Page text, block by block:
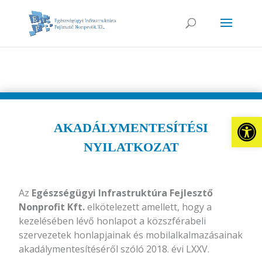
AKADÁLYMENTESÍTÉSI
NYILATKOZAT
Az Egészségügyi Infrastruktúra Fejlesztő
Nonprofit Kft.elkötelezett amellett, hogy a
kezelésében lévő honlapot a közszférabeli
szervezetek honlapjainak és mobilalkalmazásainak
akadálymentesítéséről szóló 2018. évi LXXV.